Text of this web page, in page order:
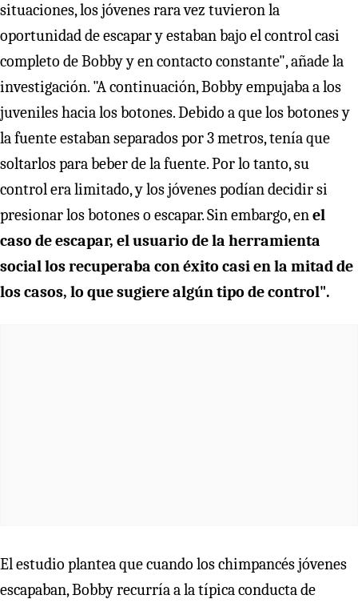
situaciones, los jóvenes rara vez tuvieron la
oportunidad de escapar y estaban bajo el control casi
completo de Bobby y en contacto constante", añade la
investigación. "A continuación, Bobby empujaba a los
juveniles hacia los botones. Debido a que los botones y
la fuente estaban separados por 3 metros, tenía que
soltarlos para beber de la fuente. Por lo tanto, su
control era limitado, y los jóvenes podían decidir si
presionar los botones o escapar. Sin embargo, enel
caso de escapar, el usuario de la herramienta
social los recuperaba con éxito casi en la mitad de
los casos, lo que sugiere algún tipo de control".
El estudio plantea que cuando los chimpancés jóvenes
escapaban, Bobby recurría a la típica conducta de